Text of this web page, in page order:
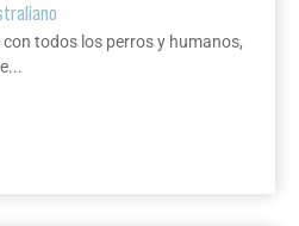
todos los perros y humanos,